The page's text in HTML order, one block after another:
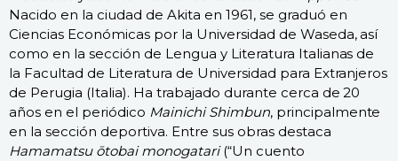
Nacido en la ciudad de Akita en 1961, se graduó en
Ciencias Económicas por la Universidad de Waseda, así
como en la sección de Lengua y Literatura Italianas de
la Facultad de Literatura de Universidad para Extranjeros
de Perugia (Italia). Ha trabajado durante cerca de 20
años en el periódico Mainichi Shimbun, principalmente
en la sección deportiva. Entre sus obras destaca
Hamamatsu ōtobai monogatari(“Un cuento